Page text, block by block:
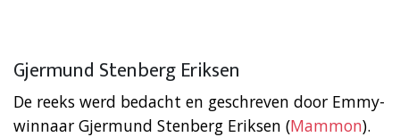
Gjermund Stenberg Eriksen
De reeks werd bedacht en geschreven door Emmy-
winnaar Gjermund Stenberg Eriksen (Mammon).